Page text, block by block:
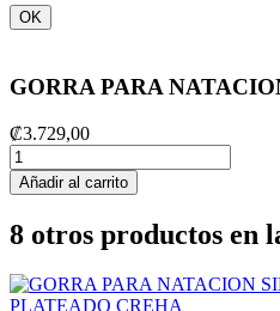
OK
GORRA PARA
₡3.729,00
Añadir al carrito
8 otros productos en